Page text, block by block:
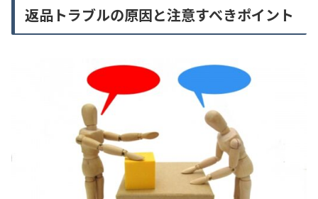
返品トラブルの原因と注意すべきポイント